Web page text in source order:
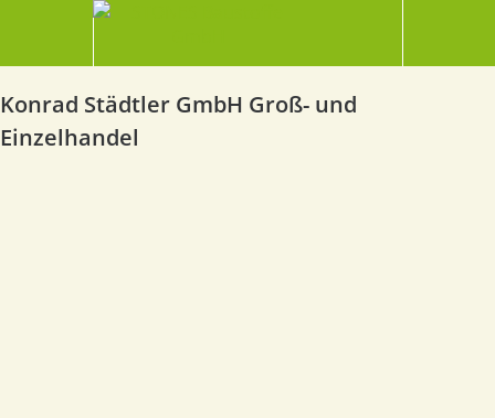
Konrad Städtler GmbH Groß- und
Einzelhandel